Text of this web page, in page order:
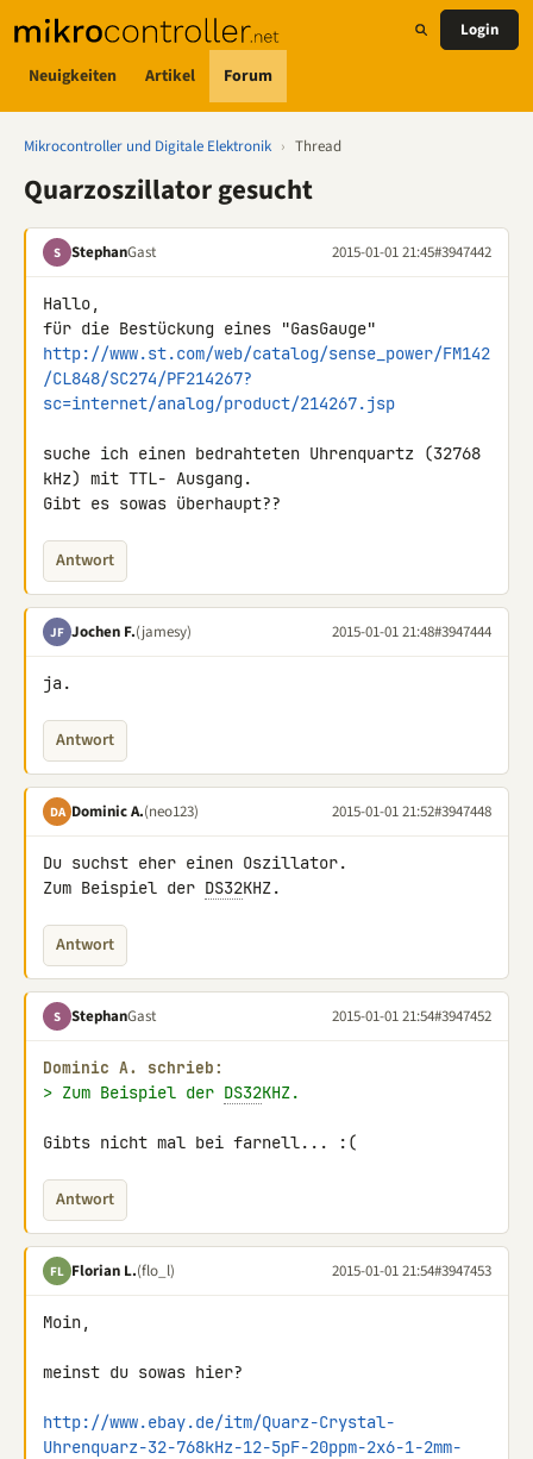
Neuigkeiten Artikel Forum
Login
Mikrocontroller und Digitale Elektronik › Thread
Quarzoszillator gesucht
S StephanGast 2015-01-01 21:45#3947442
Hallo,
http://www.st.com/web/catalog/sense_power/FM142
/CL848/SC274/PF214267?
sc=internet/analog/product/214267.jsp
suche ich einen bedrahteten Uhrenquartz (32768
kHz) mit TTL- Ausgang.
Gibt es sowas überhaupt??
Antwort
JF Jochen F.(jamesy) 2015-01-01 21:48#3947444
ja.
Antwort
DA Dominic A.(neo123) 2015-01-01 21:52#3947448
Du suchst eher einen Oszillator.
Zum Beispiel der DS32KHZ.
Antwort
S StephanGast 2015-01-01 21:54#3947452
Dominic A. schrieb:
> Zum Beispiel der DS32KHZ.
Gibts nicht mal bei farnell... :(
Antwort
FL Florian L.(flo_l) 2015-01-01 21:54#3947453
Moin,
meinst du sowas hier?
http://www.ebay.de/itm/Quarz-Crystal-
Uhrenquarz-32-768kHz-12-5pF-20ppm-2x6-1-2mm-